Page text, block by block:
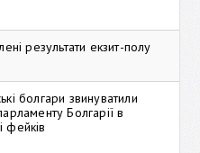
результати екзит-полу
болгари звинуватили
Болгарії в
фейків